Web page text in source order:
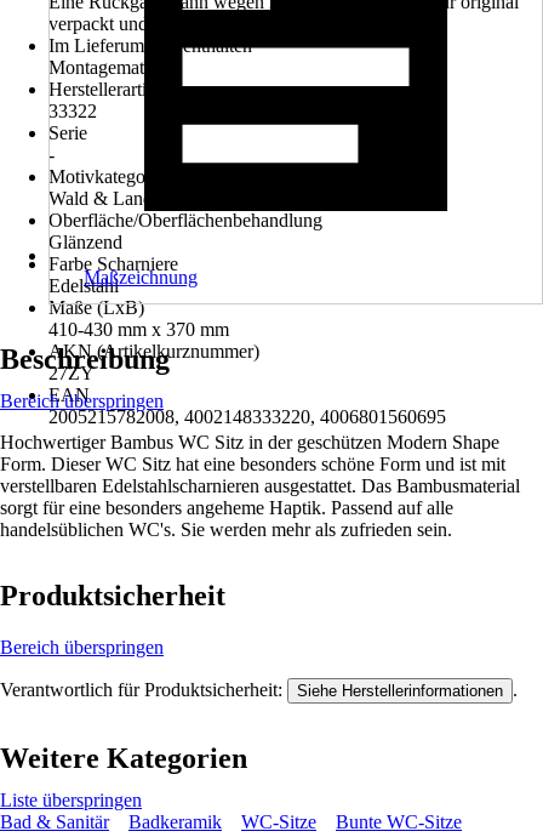
verpackt und ungeöffnet stattfinden.
Im Lieferumfang enthalten
Montagematerial
Herstellerartikelnummer
33322
Serie
-
Motivkategorie
Wald & Landschaft
Oberfläche/Oberflächenbehandlung
Glänzend
Farbe Scharniere
Edelstahl
Maße (LxB)
410-430 mm x 370 mm
AKN (Artikelkurznummer)
27ZY
EAN
2005215782008, 4002148333220, 4006801560695
Maßzeichnung
Beschreibung
Bereich überspringen
Hochwertiger Bambus WC Sitz in der geschützen Modern Shape
Form. Dieser WC Sitz hat eine besonders schöne Form und ist mit
verstellbaren Edelstahlscharnieren ausgestattet. Das Bambusmaterial
sorgt für eine besonders angeheme Haptik. Passend auf alle
handelsüblichen WC's. Sie werden mehr als zufrieden sein.
Produktsicherheit
Bereich überspringen
Verantwortlich für Produktsicherheit: Siehe Herstellerinformationen .
Weitere Kategorien
Liste überspringen
Bad & Sanitär
Badkeramik WC-Sitze
Bunte WC-Sitze